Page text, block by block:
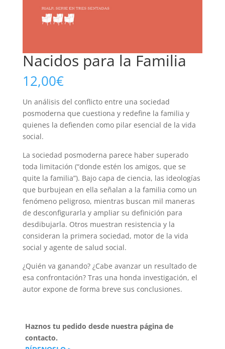
Nacidos para la Familia
12,00€
Un análisis del conflicto entre una sociedad
posmoderna que cuestiona y redefine la familia y
quienes la defienden como pilar esencial de la vida
social.
La sociedad posmoderna parece haber superado
toda limitación (“donde estén los amigos, que se
quite la familia”). Bajo capa de ciencia, las ideologías
que burbujean en ella señalan a la familia como un
fenómeno peligroso, mientras buscan mil maneras
de desconfigurarla y ampliar su definición para
desdibujarla. Otros muestran resistencia y la
consideran la primera sociedad, motor de la vida
social y agente de salud social.
¿Quién va ganando? ¿Cabe avanzar un resultado de
esa confrontación? Tras una honda investigación, el
autor expone de forma breve sus conclusiones.
Haznos tu pedido desde nuestra página de
contacto.